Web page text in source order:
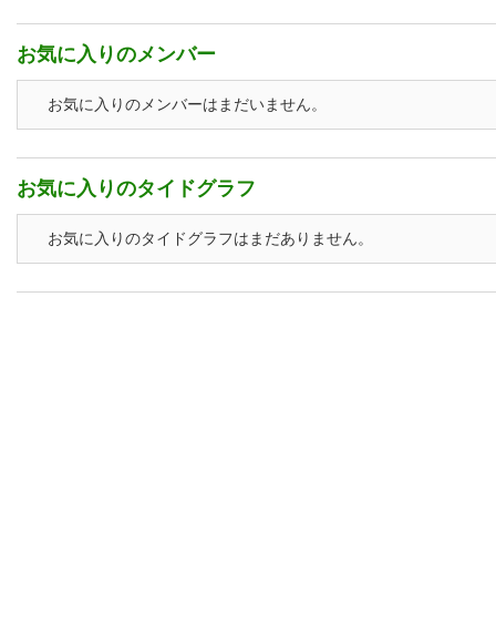
お気に入りのメンバー
お気に入りのメンバーはまだいません。
お気に入りのタイドグラフ
お気に入りのタイドグラフはまだありません。